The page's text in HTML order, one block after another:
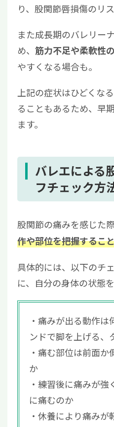
り、股関節唇損傷のリ
また成長期のバレリー
め、 筋力不足や柔軟性
やすくなる場合も。
上記の症状はひどくな
ることもあるため、早
ます。
バレエによる
フチェック方
股関節の痛みを感じた
作や部位を把握するこ
具体的には、以下のチ
に、自分の身体の状態
痛みが出る動作は
ンドで脚を上げる、
痛む部位は前面か
か
練習後に痛みが強
に痛むのか
休養により痛みが